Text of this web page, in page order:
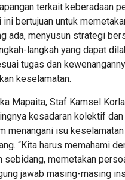
terkait keberadaan
bertujuan untuk
ada, menyusun strategi
langkah yang dapat
tugas dan
keselamatan.
Mapaita, Staf Kamsel
kesadaran kolektif
menangani isu
“Kita harus memahami
sebidang, memetakan
jawab masing-masing